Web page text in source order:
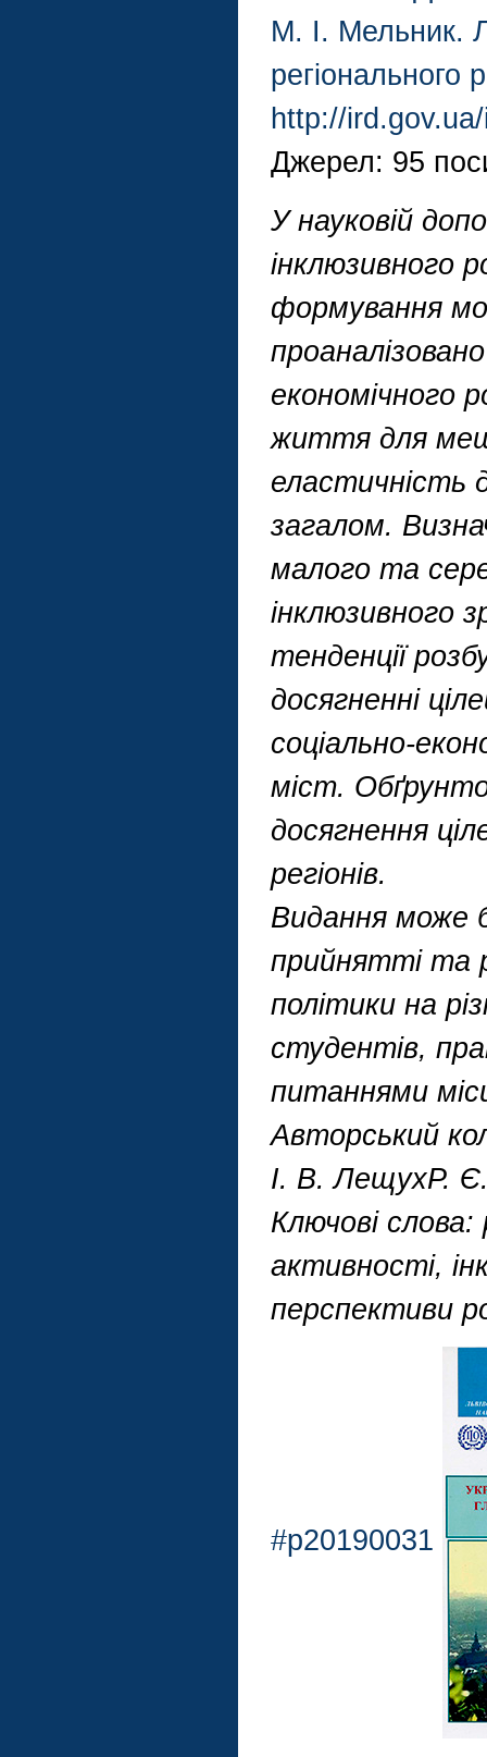
М. І. Мельник.
регіонального
http://
Джерел: 95
У науковій
інклюзивного
формування
економічного
життя для
еластичність
загалом.
малого та
інклюзивного
тенденції
досягненні
соціально-
міст.
досягнення
регіонів.
Видання може
прийнятті та
політики на
студентів,
питаннями
Авторський
І. В. ЛещухР.
Ключові
активності,
перспективи
#p20190031